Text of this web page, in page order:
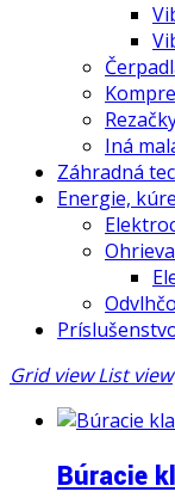
Iná
Záhradná
Energie,
Grid view List view
Búracie